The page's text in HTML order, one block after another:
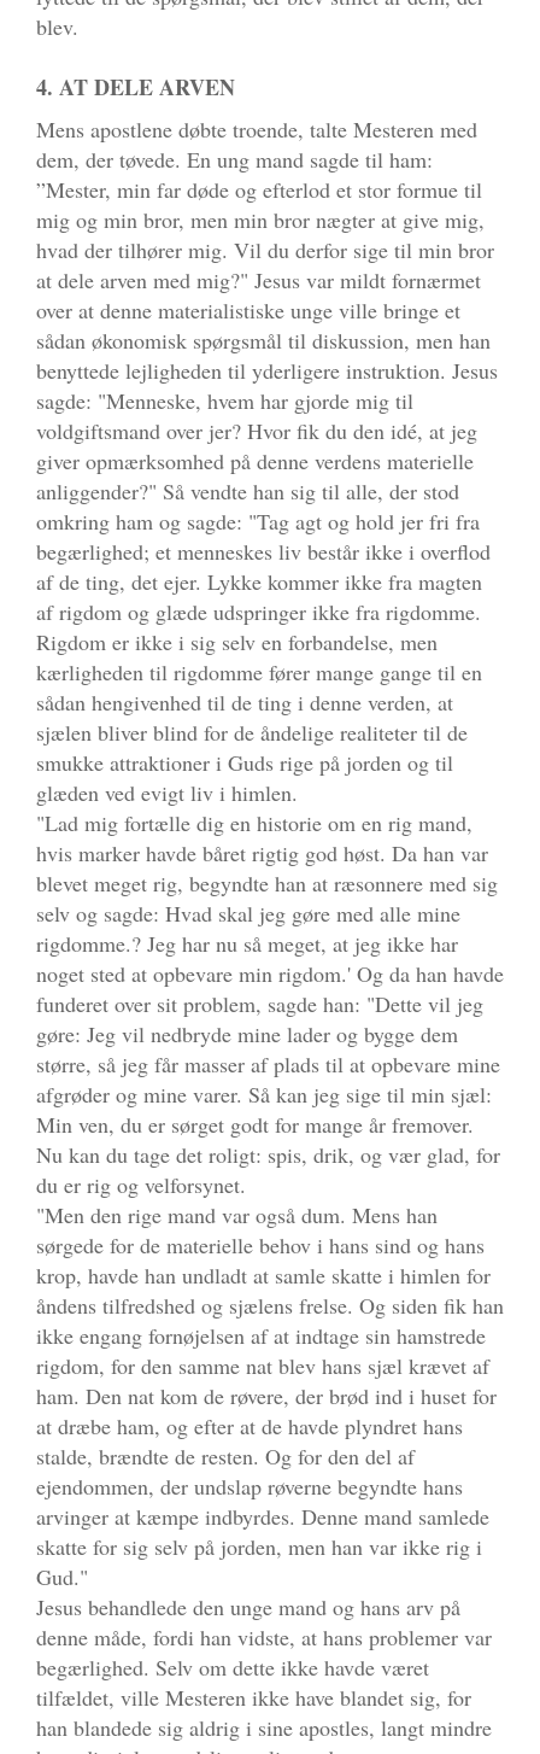
blev.
4. AT DELE ARVEN
Mens apostlene døbte troende, talte Mesteren med
dem, der tøvede. En ung mand sagde til ham:
”Mester, min far døde og efterlod et stor formue til
mig og min bror, men min bror nægter at give mig,
hvad der tilhører mig. Vil du derfor sige til min bror
at dele arven med mig?" Jesus var mildt fornærmet
over at denne materialistiske unge ville bringe et
sådan økonomisk spørgsmål til diskussion, men han
benyttede lejligheden til yderligere instruktion. Jesus
sagde: "Menneske, hvem har gjorde mig til
voldgiftsmand over jer? Hvor fik du den idé, at jeg
giver opmærksomhed på denne verdens materielle
anliggender?" Så vendte han sig til alle, der stod
omkring ham og sagde: "Tag agt og hold jer fri fra
begærlighed; et menneskes liv består ikke i overflod
af de ting, det ejer. Lykke kommer ikke fra magten
af rigdom og glæde udspringer ikke fra rigdomme.
Rigdom er ikke i sig selv en forbandelse, men
kærligheden til rigdomme fører mange gange til en
sådan hengivenhed til de ting i denne verden, at
sjælen bliver blind for de åndelige realiteter til de
smukke attraktioner i Guds rige på jorden og til
glæden ved evigt liv i himlen.
"Lad mig fortælle dig en historie om en rig mand,
hvis marker havde båret rigtig god høst. Da han var
blevet meget rig, begyndte han at ræsonnere med sig
selv og sagde: Hvad skal jeg gøre med alle mine
rigdomme.? Jeg har nu så meget, at jeg ikke har
noget sted at opbevare min rigdom.' Og da han havde
funderet over sit problem, sagde han: "Dette vil jeg
gøre: Jeg vil nedbryde mine lader og bygge dem
større, så jeg får masser af plads til at opbevare mine
afgrøder og mine varer. Så kan jeg sige til min sjæl:
Min ven, du er sørget godt for mange år fremover.
Nu kan du tage det roligt: spis, drik, og vær glad, for
du er rig og velforsynet.
"Men den rige mand var også dum. Mens han
sørgede for de materielle behov i hans sind og hans
krop, havde han undladt at samle skatte i himlen for
åndens tilfredshed og sjælens frelse. Og siden fik han
ikke engang fornøjelsen af at indtage sin hamstrede
rigdom, for den samme nat blev hans sjæl krævet af
ham. Den nat kom de røvere, der brød ind i huset for
at dræbe ham, og efter at de havde plyndret hans
stalde, brændte de resten. Og for den del af
ejendommen, der undslap røverne begyndte hans
arvinger at kæmpe indbyrdes. Denne mand samlede
skatte for sig selv på jorden, men han var ikke rig i
Gud."
Jesus behandlede den unge mand og hans arv på
denne måde, fordi han vidste, at hans problemer var
begærlighed. Selv om dette ikke havde været
tilfældet, ville Mesteren ikke have blandet sig, for
han blandede sig aldrig i sine apostles, langt mindre